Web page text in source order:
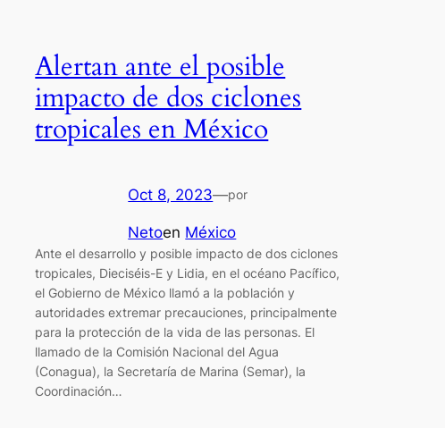
Alertan ante el posible
impacto de dos ciclones
tropicales en México
Oct 8, 2023—por
Netoen México
Ante el desarrollo y posible impacto de dos ciclones
tropicales, Dieciséis-E y Lidia, en el océano Pacífico,
el Gobierno de México llamó a la población y
autoridades extremar precauciones, principalmente
para la protección de la vida de las personas. El
llamado de la Comisión Nacional del Agua
(Conagua), la Secretaría de Marina (Semar), la
Coordinación…